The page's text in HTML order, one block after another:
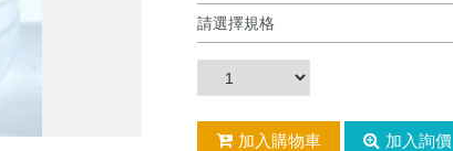
加入購物車 加入詢價